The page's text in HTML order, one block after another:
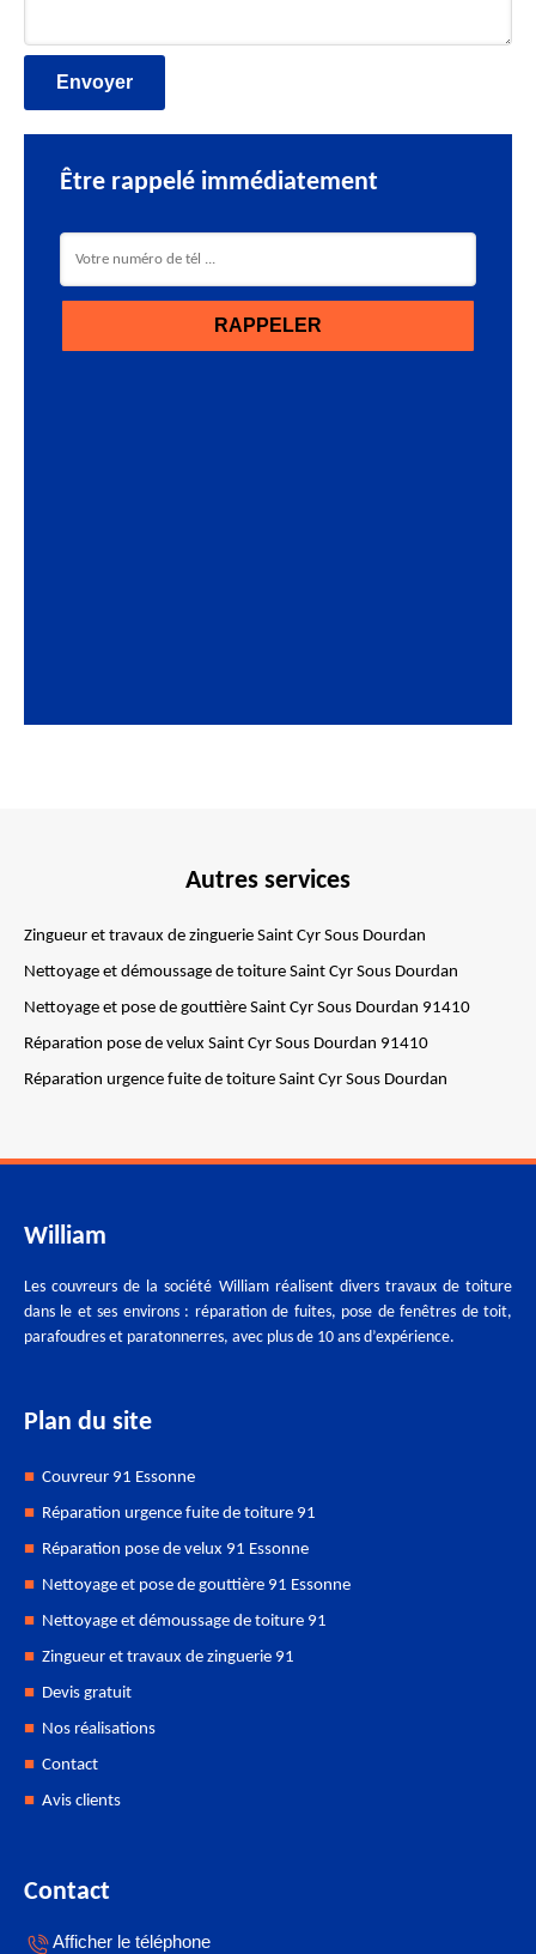
Être rappelé immédiatement
Autres services
Zingueur et travaux de zinguerie Saint Cyr Sous Dourdan
Nettoyage et démoussage de toiture Saint Cyr Sous Dourdan
Nettoyage et pose de gouttière Saint Cyr Sous Dourdan 91410
Réparation pose de velux Saint Cyr Sous Dourdan 91410
Réparation urgence fuite de toiture Saint Cyr Sous Dourdan
William
Les couvreurs de la société William réalisent divers travaux de toiture
dans le et ses environs : réparation de fuites, pose de fenêtres de toit,
parafoudres et paratonnerres, avec plus de 10 ans d’expérience.
Plan du site
Couvreur 91 Essonne
Réparation urgence fuite de toiture 91
Réparation pose de velux 91 Essonne
Nettoyage et pose de gouttière 91 Essonne
Nettoyage et démoussage de toiture 91
Zingueur et travaux de zinguerie 91
Devis gratuit
Nos réalisations
Contact
Avis clients
Contact
Afficher le téléphone